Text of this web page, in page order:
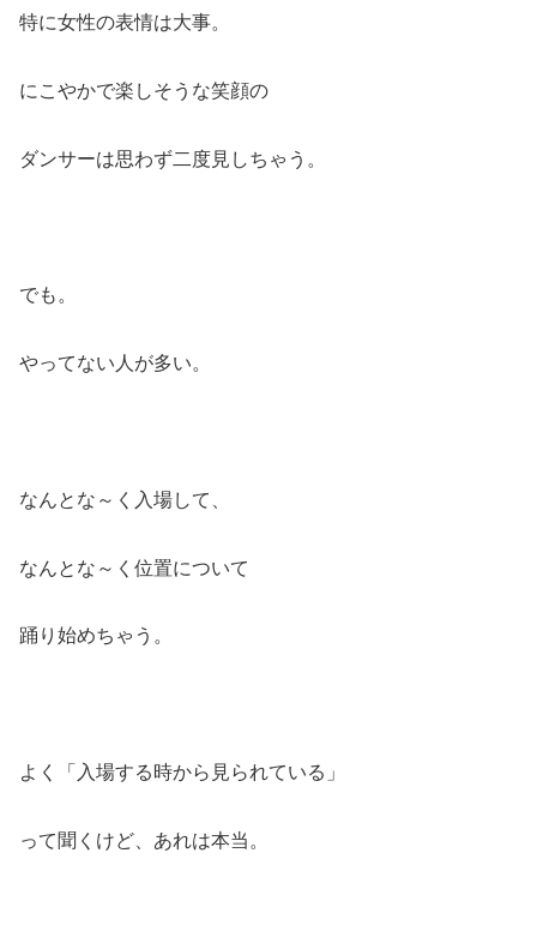
特に女性の表情は大事。
にこやかで楽しそうな笑顔の
ダンサーは思わず二度見しちゃう。
でも。
やってない人が多い。
なんとな～く入場して、
なんとな～く位置について
踊り始めちゃう。
よく「入場する時から見られている」
って聞くけど、あれは本当。